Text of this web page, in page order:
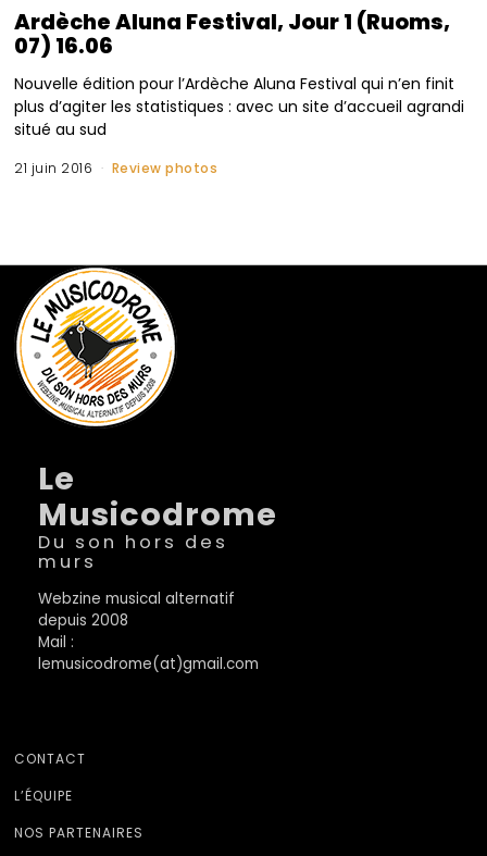
Ardèche Aluna Festival, Jour 1 (Ruoms,
07) 16.06
Nouvelle édition pour l’Ardèche Aluna Festival qui n’en finit
plus d’agiter les statistiques : avec un site d’accueil agrandi
situé au sud
21 juin 2016 Review photos
Le
Musicodrome
Du son hors des
murs
Webzine musical alternatif
depuis 2008
Mail :
lemusicodrome(at)gmail.com
CONTACT
L’ÉQUIPE
NOS PARTENAIRES